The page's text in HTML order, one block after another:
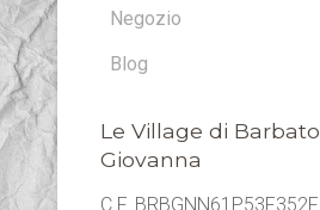
Negozio
Blog
Le Village di Barbato
Giovanna
C.F. BRBGNN61P53F352F